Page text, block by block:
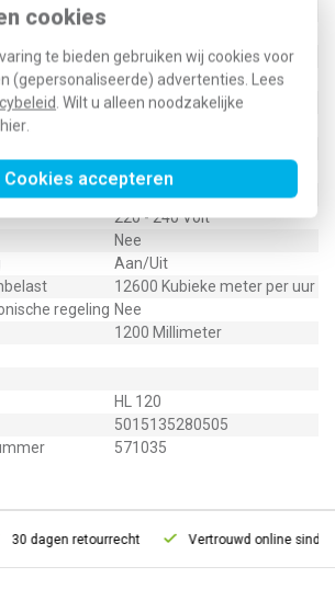
cookies
te bieden gebruiken wij cookies voor
(gepersonaliseerde) advertenties. Lees
. Wilt u alleen noodzakelijke
hier.
Cookies accepteren
3
Nee
Nee
360 - 610 Millimeter
50 Hz
220 - 240 Volt
Nee
Aan/Uit
12600 Kubieke meter per uur
regeling Nee
1200 Millimeter
HL 120
5015135280505
571035
30 dagen retourrecht Vertrouwd online sinds